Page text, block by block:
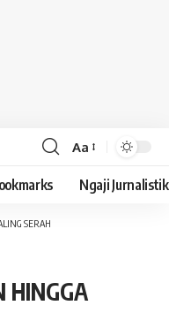
Font
Resizer
Aa
Ngaji Jurnalistik
SERAH
HINGGA